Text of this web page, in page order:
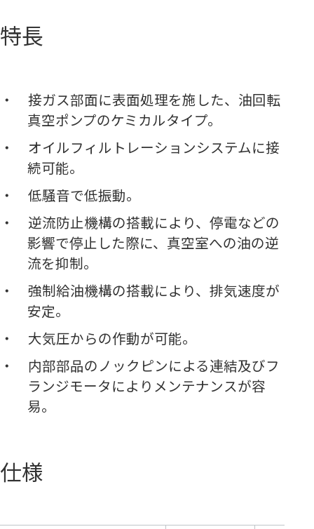
特長
接ガス部面に表面処理を施した、油回転
真空ポンプのケミカルタイプ。
オイルフィルトレーションシステムに接
続可能。
低騒音で低振動。
逆流防止機構の搭載により、停電などの
影響で停止した際に、真空室への油の逆
流を抑制。
強制給油機構の搭載により、排気速度が
安定。
大気圧からの作動が可能。
内部部品のノックピンによる連結及びフ
ランジモータによりメンテナンスが容
易。
仕様